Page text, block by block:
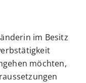
im Besitz
möchten,